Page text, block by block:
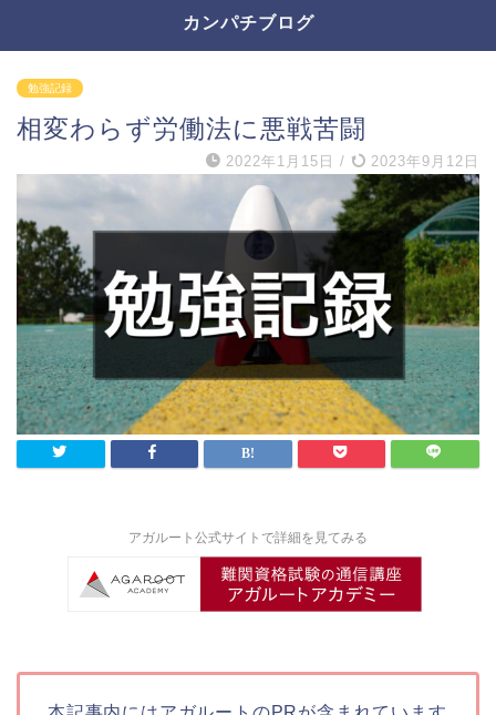
カンパチブログ
勉強記録
相変わらず労働法に悪戦苦闘
2022年1月15日 / 2023年9月12日
アガルート公式サイトで詳細を見てみる